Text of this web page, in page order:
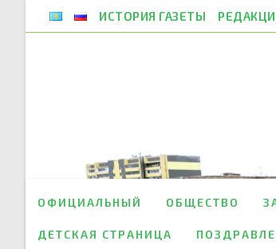
ИСТОРИЯ ГАЗЕТЫ
ОФИЦИАЛЬНЫЙ ОБЩЕСТВО
ДЕТСКАЯ СТРАНИЦА